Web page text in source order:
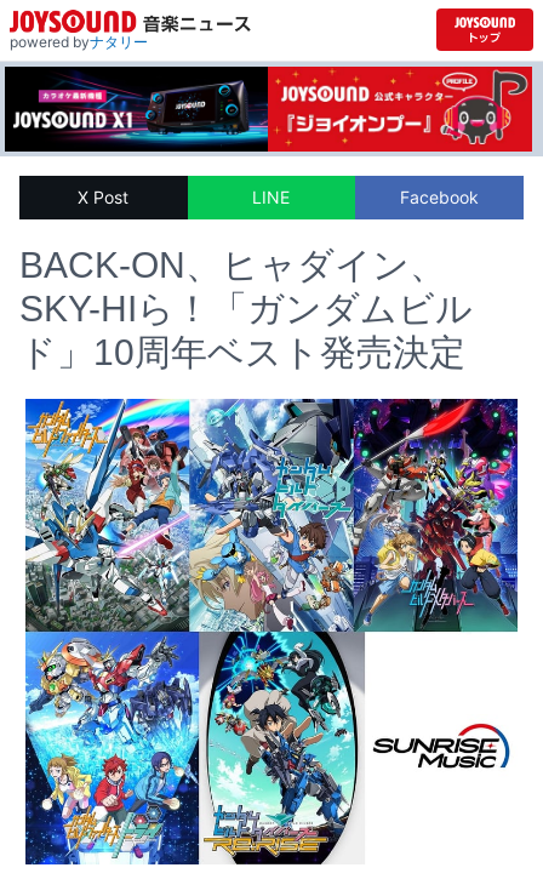
powered byナタリー
X Post LINE Facebook
BACK-ON、ヒャダイン、
SKY-HIら！「ガンダムビル
ド」10周年ベスト発売決定